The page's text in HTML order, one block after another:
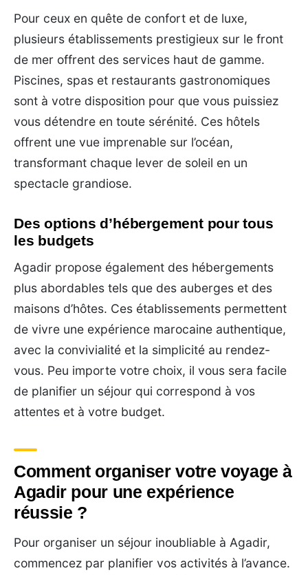
Pour ceux en quête de confort et de luxe,
plusieurs établissements prestigieux sur le front
de mer offrent des services haut de gamme.
Piscines, spas et restaurants gastronomiques
sont à votre disposition pour que vous puissiez
vous détendre en toute sérénité. Ces hôtels
offrent une vue imprenable sur l’océan,
transformant chaque lever de soleil en un
spectacle grandiose.
Des options d’hébergement pour tous
les budgets
Agadir propose également des hébergements
plus abordables tels que des auberges et des
maisons d’hôtes. Ces établissements permettent
de vivre une expérience marocaine authentique,
avec la convivialité et la simplicité au rendez-
vous. Peu importe votre choix, il vous sera facile
de planifier un séjour qui correspond à vos
attentes et à votre budget.
Comment organiser votre voyage à
Agadir pour une expérience
réussie ?
Pour organiser un séjour inoubliable à Agadir,
commencez par planifier vos activités à l’avance.